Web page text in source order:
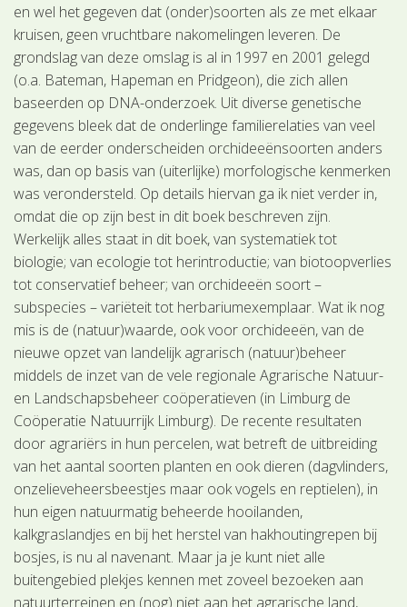
en wel het gegeven dat (onder)soorten als ze met elkaar
kruisen, geen vruchtbare nakomelingen leveren. De
grondslag van deze omslag is al in 1997 en 2001 gelegd
(o.a. Bateman, Hapeman en Pridgeon), die zich allen
baseerden op DNA-onderzoek. Uit diverse genetische
gegevens bleek dat de onderlinge familierelaties van veel
van de eerder onderscheiden orchideeënsoorten anders
was, dan op basis van (uiterlijke) morfologische kenmerken
was verondersteld. Op details hiervan ga ik niet verder in,
omdat die op zijn best in dit boek beschreven zijn.
Werkelijk alles staat in dit boek, van systematiek tot
biologie; van ecologie tot herintroductie; van biotoopverlies
tot conservatief beheer; van orchideeën soort –
subspecies – variëteit tot herbariumexemplaar. Wat ik nog
mis is de (natuur)waarde, ook voor orchideeën, van de
nieuwe opzet van landelijk agrarisch (natuur)beheer
middels de inzet van de vele regionale Agrarische Natuur-
en Landschapsbeheer coöperatieven (in Limburg de
Coöperatie Natuurrijk Limburg). De recente resultaten
door agrariërs in hun percelen, wat betreft de uitbreiding
van het aantal soorten planten en ook dieren (dagvlinders,
onzelieveheersbeestjes maar ook vogels en reptielen), in
hun eigen natuurmatig beheerde hooilanden,
kalkgraslandjes en bij het herstel van hakhoutingrepen bij
bosjes, is nu al navenant. Maar ja je kunt niet alle
buitengebied plekjes kennen met zoveel bezoeken aan
natuurterreinen en (nog) niet aan het agrarische land,